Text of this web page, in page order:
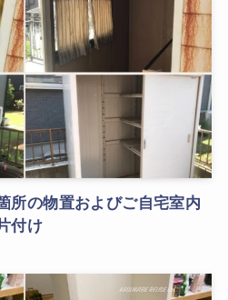
所の物置およびご自宅室内
付け